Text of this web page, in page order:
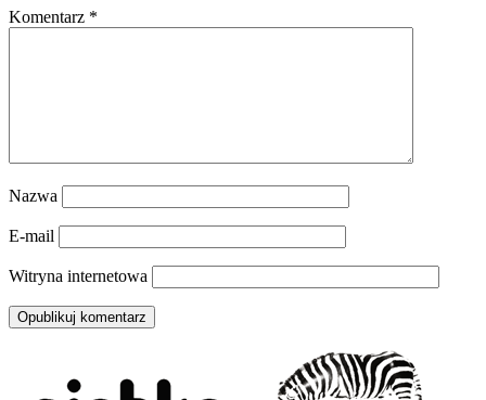
Komentarz *
Nazwa
E-mail
Witryna internetowa